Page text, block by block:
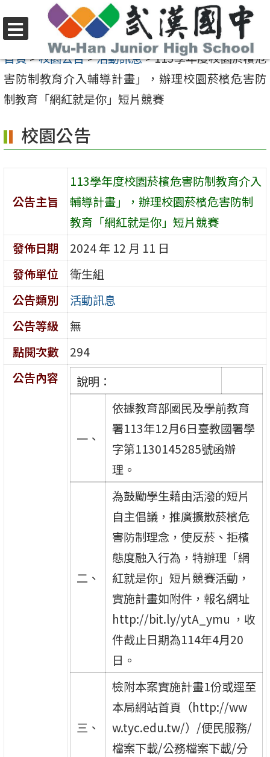
至
要
內
區
選
單
首頁>校園公告>活動訊息>113學年度校園菸檳危
害防制教育介入輔導計畫」，辦理校園菸檳危害防
制教育「網紅就是你」短片競賽
校園公告
公告主旨
113學年度校園菸檳危害防制教育介入
輔導計畫」，辦理校園菸檳危害防制
教育「網紅就是你」短片競賽
發佈日期
2024 年 12 月 11 日
發佈單位
衛生組
公告類別
活動訊息
公告等級
無
點閱次數
294
公告內容
說明：
一、
依據教育部國民及學前教育
署113年12月6日臺教國署學
字第1130145285號函辦
理。
二、
為鼓勵學生藉由活潑的短片
自主倡議，推廣擴散菸檳危
害防制理念，使反菸、拒檳
態度融入行為，特辦理「網
紅就是你」短片競賽活動，
實施計畫如附件，報名網址
http://bit.ly/ytA_ymu ，收
件截止日期為114年4月20
日。
三、
檢附本案實施計畫1份或逕至
本局網站首頁（http://ww
w.tyc.edu.tw/）/便民服務/
檔案下載/公務檔案下載/分